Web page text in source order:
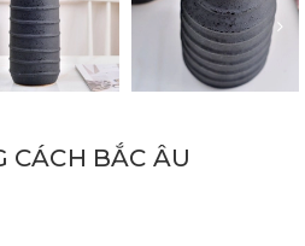
CÁCH BẮC ÂU